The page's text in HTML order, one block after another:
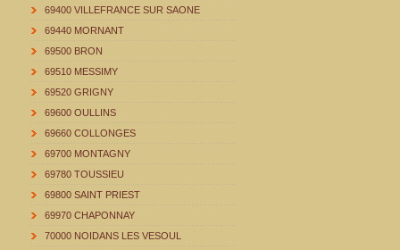
69400 VILLEFRANCE SUR SAONE
69440 MORNANT
69500 BRON
69510 MESSIMY
69520 GRIGNY
69600 OULLINS
69660 COLLONGES
69700 MONTAGNY
69780 TOUSSIEU
69800 SAINT PRIEST
69970 CHAPONNAY
70000 NOIDANS LES VESOUL